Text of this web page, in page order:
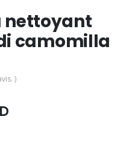
nettoyant
camomilla
)
Le